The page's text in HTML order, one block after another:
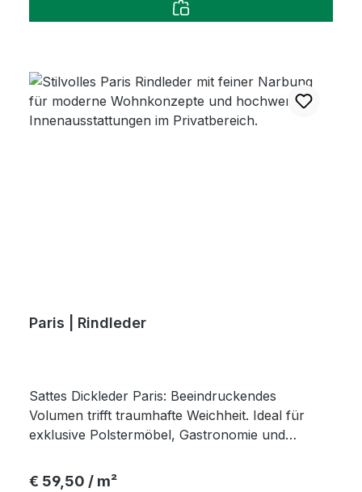
Paris | Rindleder
Sattes Dickleder Paris: Beeindruckendes
Volumen trifft traumhafte Weichheit. Ideal für
exklusive Polstermöbel, Gastronomie und
Schutz für höchste Ansprüche.
Regulärer Preis:
€ 59,50 / m²